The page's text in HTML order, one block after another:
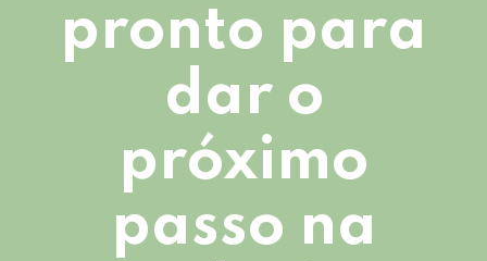
pronto para
dar o
próximo
passo na